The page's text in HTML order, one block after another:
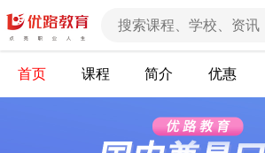
首页 课程 简介 优惠